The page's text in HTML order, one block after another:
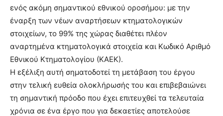
ενός ακόμη σημαντικού εθνικού οροσήμου: με την
έναρξη των νέων αναρτήσεων κτηματολογικών
στοιχείων, το 99% της χώρας διαθέτει πλέον
αναρτημένα κτηματολογικά στοιχεία και Κωδικό Αριθμό
Εθνικού Κτηματολογίου (ΚΑΕΚ).
Η εξέλιξη αυτή σηματοδοτεί τη μετάβαση του έργου
στην τελική ευθεία ολοκλήρωσής του και επιβεβαιώνει
τη σημαντική πρόοδο που έχει επιτευχθεί τα τελευταία
χρόνια σε ένα έργο που για δεκαετίες αποτελούσε